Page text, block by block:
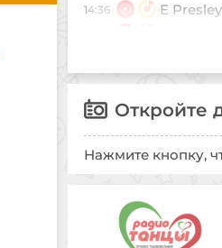
14:36 E
14:16 F
14:11 E
14:02 D Doo -
13:56 B Burns
Dukays -
Beach
Откройте
Нажмите кнопку,